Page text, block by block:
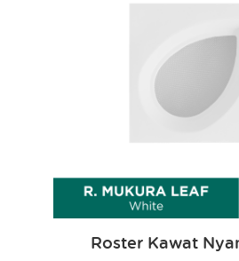
Roster Kawat